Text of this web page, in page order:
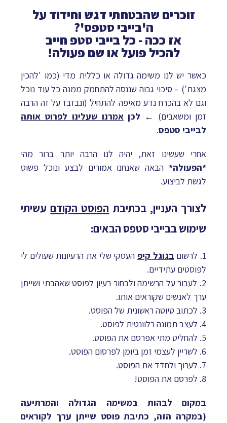
זוכרים שהבטחתי דגש וחידוד על
ה'בייבי סטפס'?
אז ככה - כל בייבי סטפ חייב
להכיל פועל או שם פעולה!
כאשר יש לנו משימה גדולה או כללית מדי (כמו 'להכין
מצגת') – סיכוי גבוה שננסה להתחמק ממנה כל עוד נוכל
וגם לא בהכרח נדע מאיפה להתחיל (ונבזבז על זה הרבה
זמן ומשאבים) ← לכןאמרנו שעלינו לפרוט אותה
לבייבי סטפס.
אחרי שעשינו זאת, יהיה לנו הרבה יותר ברור מהי
*הפעולה* הבאה שאנחנו אמורים לבצע ונוכל פשוט
לגשת לביצוע.
לצורך העניין, בכתיבת הפוסט הקודםעשיתי
שימוש בבייבי סטפס הבאים:
1. לרשום בגוגל קיפ העסקי שלי את הרעיונות שעולים לי
לפוסטים עתידיים.
2. לעבור על הרשימה ולבחור רעיון לפוסט שאהבתי ושייתן
ערך לאנשים שקוראים אותו.
3. לכתוב טיוטה ראשונית של הפוסט.
4. לעצב תמונה רלוונטית לפוסט.
5. להחליט מתי אפרסם את הפוסט.
6. לשריין לעצמי זמן ביומן לפרסום הפוסט.
7. לערוך ולחדד את הפוסט.
8. לפרסם את הפוסט!
במקום לבהות במשימה הגדולה והמרתיעה
(במקרה הזה, כתיבת פוסט שייתן ערך לקוראים